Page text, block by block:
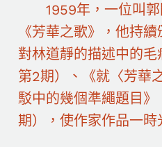
1959年，一位叫
《芳華之歌》，他持續
對林道靜的描述中的毛
第2期）、《就〈芳華
駁中的幾個準繩題目
期），使作家作品一時